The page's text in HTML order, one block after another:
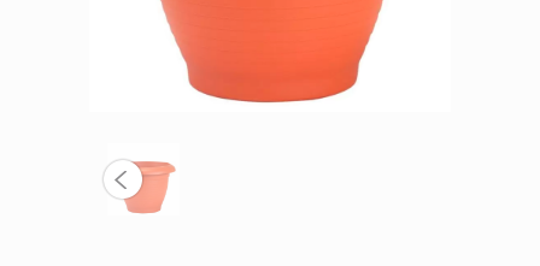
ПРЕДМЕТЫ ИНТЕРЬЕРА